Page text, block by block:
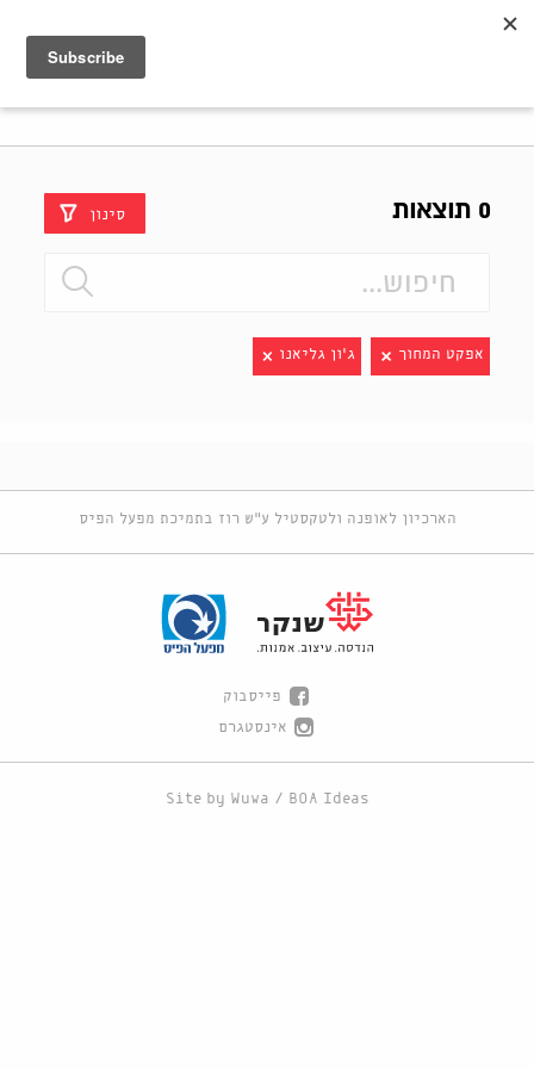
0 תוצאות סינון
אפקט המחוך ג'ון גליאנו
הארכיון לאופנה ולטקסטיל ע"ש רוז בתמיכת מפעל הפיס
פייסבוק
אינסטגרם
Site by Wuwa / BOA Ideas